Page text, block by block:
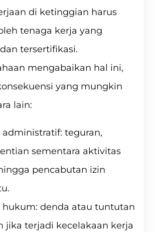
di ketinggian harus
tenaga kerja yang
tersertifikasi.
mengabaikan hal ini,
yang mungkin
lain:
administratif: teguran,
sementara aktivitas
pencabutan izin
hukum: denda atau tuntutan
jika terjadi kecelakaan kerja